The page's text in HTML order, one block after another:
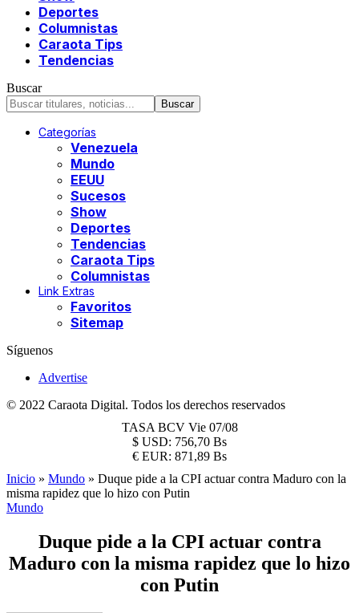
Deportes
Columnistas
Caraota Tips
Tendencias
Buscar
Categorías
Venezuela
Mundo
EEUU
Sucesos
Show
Deportes
Tendencias
Caraota Tips
Columnistas
Link Extras
Favoritos
Sitemap
Síguenos
Advertise
© 2022 Caraota Digital. Todos los derechos reservados
TASA BCV Vie 07/08
$ USD: 756,70 Bs
€ EUR: 871,89 Bs
Inicio » Mundo » Duque pide a la CPI actuar contra Maduro con la
misma rapidez que lo hizo con Putin
Mundo
Duque pide a la CPI actuar contra
Maduro con la misma rapidez que lo hizo
con Putin